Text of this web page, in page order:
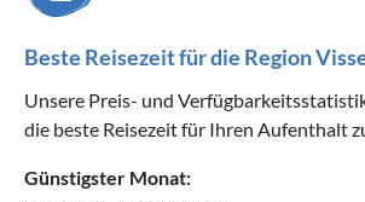
Beste Reisezeit für die Region
Unsere Preis- und
die beste Reisezeit für Ihren Aufenthalt
Günstigster Monat: